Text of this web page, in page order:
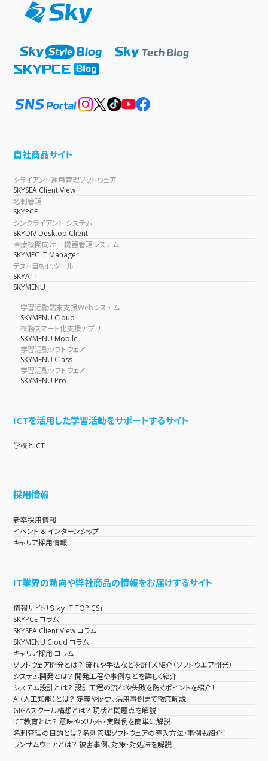
自社商品サイト
クライアント運用管理ソフトウェア
SKYSEA Client View
名刺管理
SKYPCE
シンクライアント システム
SKYDIV Desktop Client
医療機関向け IT機器管理システム
SKYMEC IT Manager
テスト自動化ツール
SKYATT
SKYMENU
学習活動端末支援Webシステム
SKYMENU Cloud
校務スマート化支援アプリ
SKYMENU Mobile
学習活動ソフトウェア
SKYMENU Class
学習活動ソフトウェア
SKYMENU Pro
ICTを活用した学習活動をサポートするサイト
学校とICT
採用情報
新卒採用情報
イベント & インターンシップ
キャリア採用情報
IT業界の動向や弊社商品の情報をお届けするサイト
情報サイト「Ｓｋｙ IT TOPICS」
SKYPCE コラム
SKYSEA Client View コラム
SKYMENU Cloud コラム
キャリア採用 コラム
ソフトウェア開発とは？ 流れや手法などを詳しく紹介（ソフトウエア開発）
システム開発とは？ 開発工程や事例などを詳しく紹介
システム設計とは？ 設計工程の流れや失敗を防ぐポイントを紹介！
AI（人工知能）とは？ 定義や歴史、活用事例まで徹底解説
GIGAスクール構想とは？ 現状と問題点を解説
ICT教育とは？ 意味やメリット・実践例を簡単に解説
名刺管理の目的とは？名刺管理ソフトウェアの導入方法・事例も紹介！
ランサムウェアとは？ 被害事例、対策・対処法を解説